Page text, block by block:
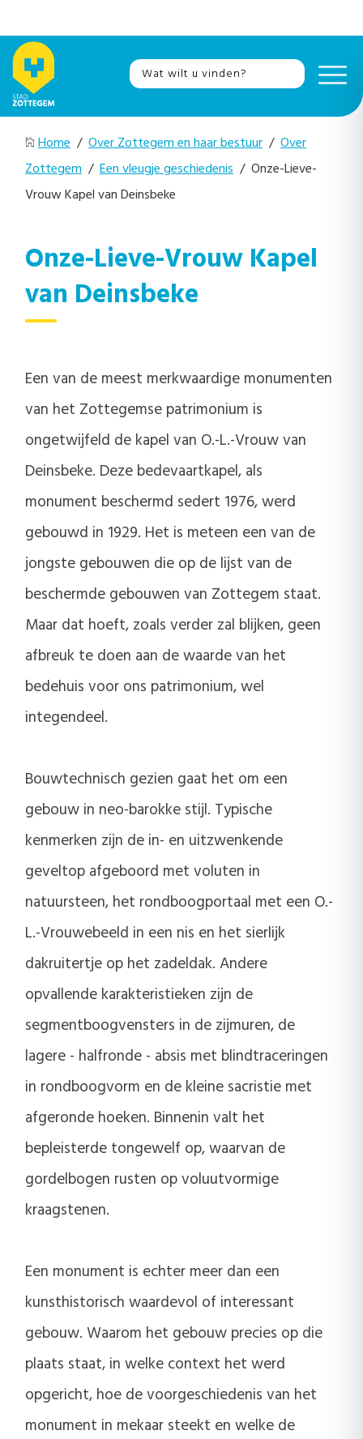
Home / Over Zottegem en haar bestuur / Over
Zottegem / Een vleugje geschiedenis / Onze-Lieve-
Vrouw Kapel van Deinsbeke
Onze-Lieve-Vrouw Kapel
van Deinsbeke
Een van de meest merkwaardige monumenten
van het Zottegemse patrimonium is
ongetwijfeld de kapel van O.-L.-Vrouw van
Deinsbeke. Deze bedevaartkapel, als
monument beschermd sedert 1976, werd
gebouwd in 1929. Het is meteen een van de
jongste gebouwen die op de lijst van de
beschermde gebouwen van Zottegem staat.
Maar dat hoeft, zoals verder zal blijken, geen
afbreuk te doen aan de waarde van het
bedehuis voor ons patrimonium, wel
integendeel.
Bouwtechnisch gezien gaat het om een
gebouw in neo-barokke stijl. Typische
kenmerken zijn de in- en uitzwenkende
geveltop afgeboord met voluten in
natuursteen, het rondboogportaal met een O.-
L.-Vrouwebeeld in een nis en het sierlijk
dakruitertje op het zadeldak. Andere
opvallende karakteristieken zijn de
segmentboogvensters in de zijmuren, de
lagere - halfronde - absis met blindtraceringen
in rondboogvorm en de kleine sacristie met
afgeronde hoeken. Binnenin valt het
bepleisterde tongewelf op, waarvan de
gordelbogen rusten op voluutvormige
kraagstenen.
Een monument is echter meer dan een
kunsthistorisch waardevol of interessant
gebouw. Waarom het gebouw precies op die
plaats staat, in welke context het werd
opgericht, hoe de voorgeschiedenis van het
monument in mekaar steekt en welke de